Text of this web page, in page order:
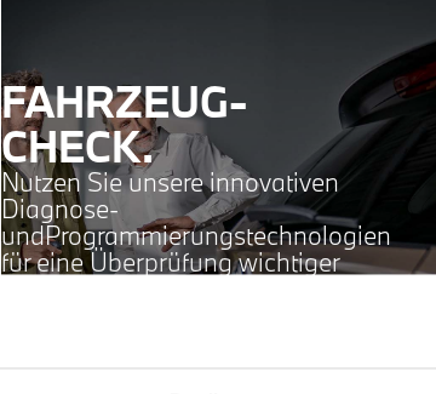
FAHRZEUG-
CHECK.
Nutzen Sie unsere innovativen
Diagnose-
undProgrammierungstechnologien
für eine Überprüfung wichtiger
werden– ein entscheidender Faktor